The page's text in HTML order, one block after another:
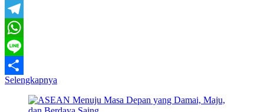
Email
Telegram
WhatsApp
Line
Share
Selengkapnya